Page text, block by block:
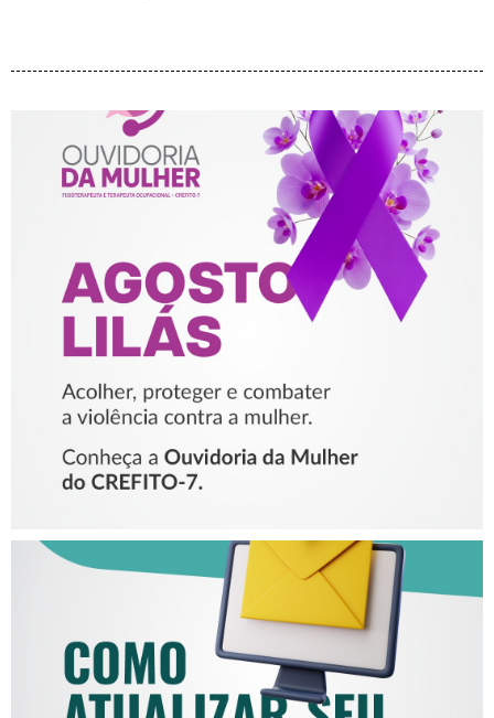
AGOSTO LILÁS – ACOLHER,
PROTEGER E COMBATER A
VIOLÊNCIA CONTRA A
MULHER
COMO ATUALIZAR SEU E-